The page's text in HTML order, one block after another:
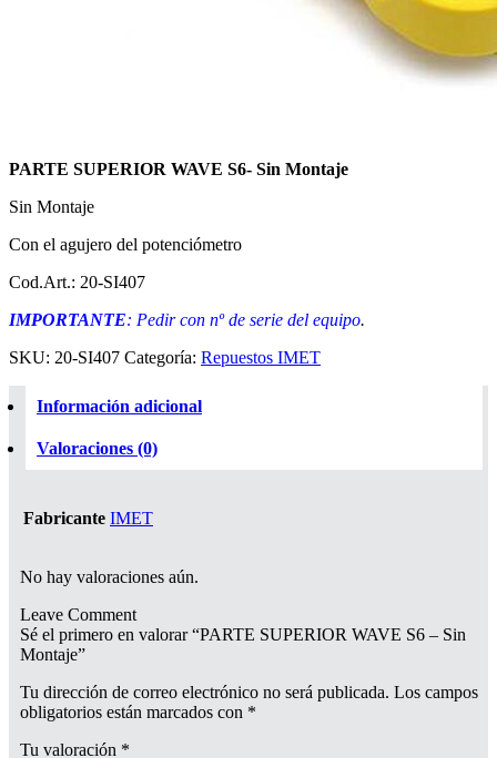
PARTE SUPERIOR WAVE S6- Sin Montaje
Sin Montaje
Con el agujero del potenciómetro
Cod.Art.: 20-SI407
IMPORTANTE: Pedir con nº de serie del equipo.
SKU: 20-SI407 Categoría: Repuestos IMET
Información adicional
Valoraciones (0)
Fabricante IMET
No hay valoraciones aún.
Leave Comment
Sé el primero en valorar “PARTE SUPERIOR WAVE S6 – Sin
Montaje”
Tu dirección de correo electrónico no será publicada. Los campos
obligatorios están marcados con *
Tu valoración *